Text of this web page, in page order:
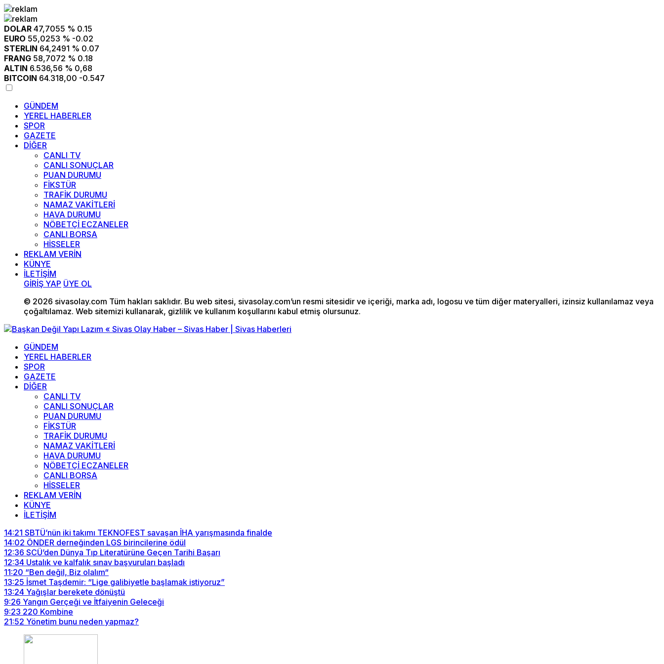
DOLAR 47,7055 % 0.15
EURO 55,0253 % -0.02
STERLIN 64,2491 % 0.07
FRANG 58,7072 % 0.18
ALTIN 6.536,56 % 0,68
BITCOIN 64.318,00 -0.547
GÜNDEM
YEREL HABERLER
SPOR
GAZETE
DİĞER
CANLI TV
CANLI SONUÇLAR
PUAN DURUMU
FİKSTÜR
TRAFİK DURUMU
NAMAZ VAKİTLERİ
HAVA DURUMU
NÖBETÇİ ECZANELER
CANLI BORSA
HİSSELER
REKLAM VERİN
KÜNYE
İLETİŞİM
GİRİŞ YAP ÜYE OL
© 2026 sivasolay.com Tüm hakları saklıdır. Bu web sitesi, sivasolay.com’un resmi sitesidir ve içeriği, marka adı, logosu ve tüm diğer materyalleri, izinsiz kullanılamaz veya
çoğaltılamaz. Web sitemizi kullanarak, gizlilik ve kullanım koşullarını kabul etmiş olursunuz.
GÜNDEM
YEREL HABERLER
SPOR
GAZETE
DİĞER
CANLI TV
CANLI SONUÇLAR
PUAN DURUMU
FİKSTÜR
TRAFİK DURUMU
NAMAZ VAKİTLERİ
HAVA DURUMU
NÖBETÇİ ECZANELER
CANLI BORSA
HİSSELER
REKLAM VERİN
KÜNYE
İLETİŞİM
14:21 SBTÜ’nün iki takımı TEKNOFEST savaşan İHA yarışmasında finalde
14:02 ÖNDER derneğinden LGS birincilerine ödül
12:36 SCÜ’den Dünya Tıp Literatürüne Geçen Tarihi Başarı
12:34 Ustalık ve kalfalık sınav başvuruları başladı
11:20 “Ben değil, Biz olalım“
13:25 İsmet Taşdemir: “Lige galibiyetle başlamak istiyoruz”
13:24 Yağışlar berekete dönüştü
9:26 Yangın Gerçeği ve İtfaiyenin Geleceği
9:23 220 Kombine
21:52 Yönetim bunu neden yapmaz?